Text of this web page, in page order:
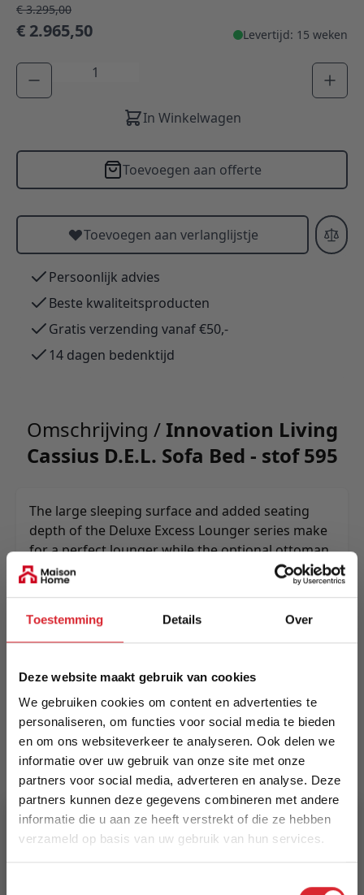
Toestemming Details Over
Deze website maakt gebruik van cookies
We gebruiken cookies om content en advertenties te
personaliseren, om functies voor social media te bieden
en om ons websiteverkeer te analyseren. Ook delen we
informatie over uw gebruik van onze site met onze
partners voor social media, adverteren en analyse. Deze
partners kunnen deze gegevens combineren met andere
informatie die u aan ze heeft verstrekt of die ze hebben
verzameld op basis van uw gebruik van hun services.
€ 3.295,00
€ 2.965,50 Levertijd: 15 weken
Aantal
In Winkelwagen
Toevoegen aan offerte
Toevoegen aan verlanglijstje
Persoonlijk advies
Beste kwaliteitsproducten
Gratis verzending vanaf €50,-
14 dagen bedenktijd
Omschrijving /Innovation Living
Cassius D.E.L. Sofa Bed - stof 595
The large sleeping surface and added seating
depth of the Deluxe Excess Lounger series make
for a perfect lounger while the optional ottoman
allows for a chaise lounge add-on or extra
seating place.
Meer informatie
Innovation Living
EAN
5700110885850
Prijs
€ 3.295,00